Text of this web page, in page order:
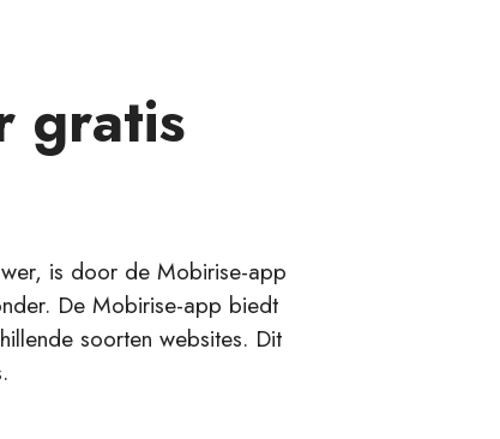
gratis
is door de Mobirise-app
De Mobirise-app biedt
soorten websites. Dit